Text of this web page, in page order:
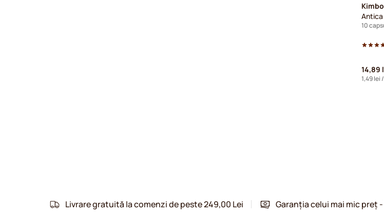
Kimbo
Antica
14,89
1,49 lei
Livrare gratuită la comenzi de peste 249,00 Lei Garanția celui mai mic